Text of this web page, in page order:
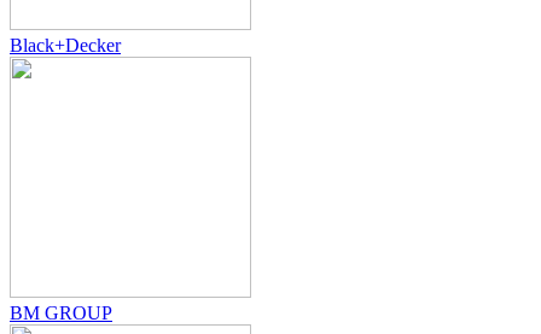
Black+Decker
BM GROUP